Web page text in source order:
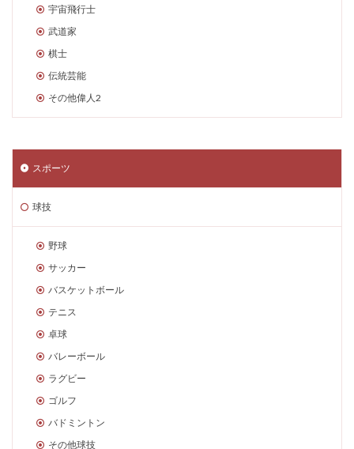
宇宙飛行士
武道家
棋士
伝統芸能
その他偉人2
スポーツ
球技
野球
サッカー
バスケットボール
テニス
卓球
バレーボール
ラグビー
ゴルフ
バドミントン
その他球技